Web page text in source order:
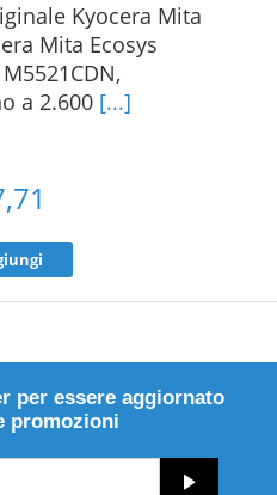
Kyocera Mita
Mita Ecosys
a 2.600 [...]
per essere aggiornato
promozioni